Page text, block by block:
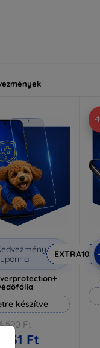
EXTRA10
készítve
590 Ft
931 Ft
-